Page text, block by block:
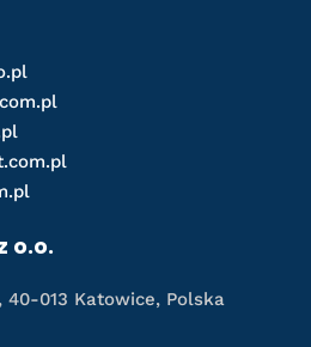
o.o.
40-013 Katowice, Polska